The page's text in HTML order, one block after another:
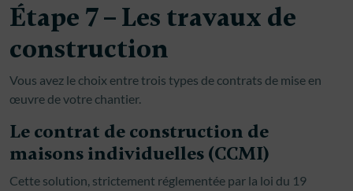
Étape 7 – Les travaux de
construction
Vous avez le choix entre trois types de contrats de mise en
œuvre de votre chantier.
Le contrat de construction de
maisons individuelles (CCMI)
Cette solution, strictement réglementée par la loi du 19